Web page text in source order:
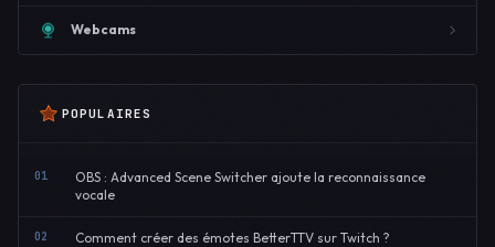
Webcams
POPULAIRES
01
OBS : Advanced Scene Switcher ajoute la reconnaissance
vocale
02 Comment créer des émotes BetterTTV sur Twitch ?